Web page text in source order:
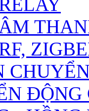
ĐỘNG